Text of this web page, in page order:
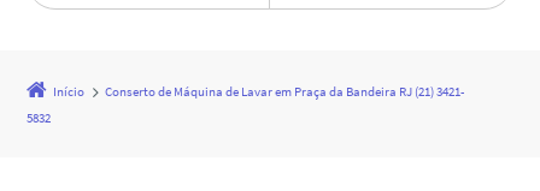
Início
Conserto de Máquina de Lavar em Praça da Bandeira RJ (21) 3421-
5832